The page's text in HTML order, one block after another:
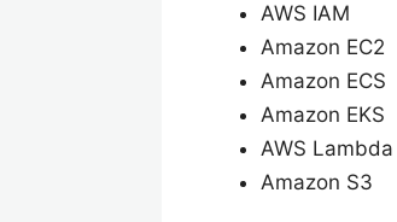
AWS IAM
Amazon EC2
Amazon ECS
Amazon EKS
AWS Lambda
Amazon S3